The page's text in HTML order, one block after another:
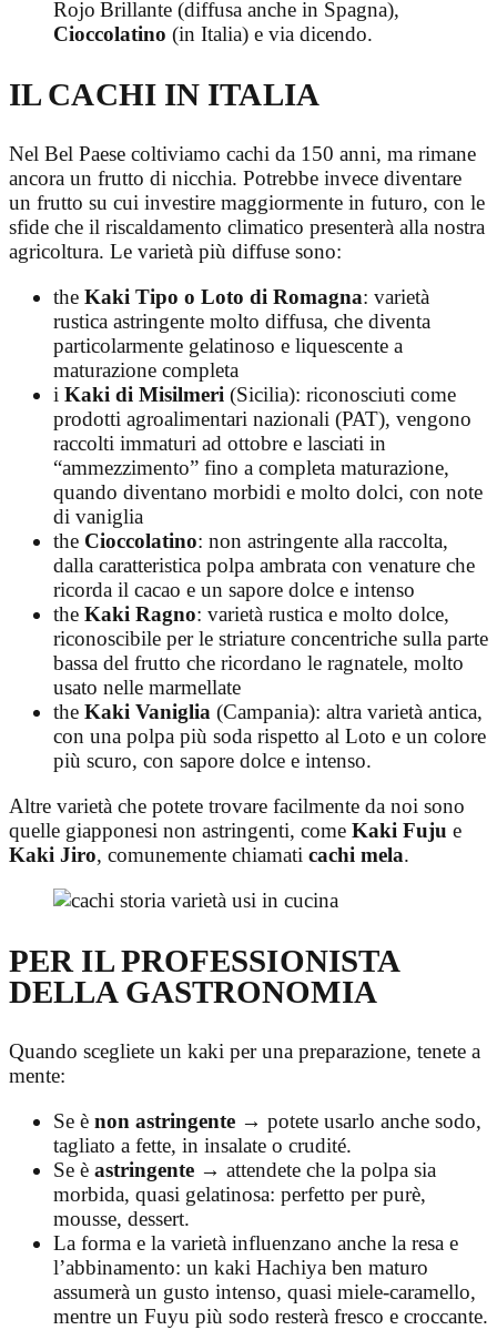
Rojo Brillante (diffusa anche in Spagna),
Cioccolatino (in Italia) e via dicendo.
IL CACHI IN ITALIA
Nel Bel Paese coltiviamo cachi da 150 anni, ma rimane
ancora un frutto di nicchia. Potrebbe invece diventare
un frutto su cui investire maggiormente in futuro, con le
sfide che il riscaldamento climatico presenterà alla nostra
agricoltura. Le varietà più diffuse sono:
the Kaki Tipo o Loto di Romagna: varietà
rustica astringente molto diffusa, che diventa
particolarmente gelatinoso e liquescente a
maturazione completa
i Kaki di Misilmeri (Sicilia): riconosciuti come
prodotti agroalimentari nazionali (PAT), vengono
raccolti immaturi ad ottobre e lasciati in
“ammezzimento” fino a completa maturazione,
quando diventano morbidi e molto dolci, con note
di vaniglia
the Cioccolatino: non astringente alla raccolta,
dalla caratteristica polpa ambrata con venature che
ricorda il cacao e un sapore dolce e intenso
the Kaki Ragno: varietà rustica e molto dolce,
riconoscibile per le striature concentriche sulla parte
bassa del frutto che ricordano le ragnatele, molto
usato nelle marmellate
the Kaki Vaniglia (Campania): altra varietà antica,
con una polpa più soda rispetto al Loto e un colore
più scuro, con sapore dolce e intenso.
Altre varietà che potete trovare facilmente da noi sono
quelle giapponesi non astringenti, come Kaki Fuju e
Kaki Jiro, comunemente chiamati cachi mela.
PER IL PROFESSIONISTA
DELLA GASTRONOMIA
Quando scegliete un kaki per una preparazione, tenete a
mente:
Se è non astringente → potete usarlo anche sodo,
tagliato a fette, in insalate o crudité.
Se è astringente → attendete che la polpa sia
morbida, quasi gelatinosa: perfetto per purè,
mousse, dessert.
La forma e la varietà influenzano anche la resa e
l’abbinamento: un kaki Hachiya ben maturo
assumerà un gusto intenso, quasi miele-caramello,
mentre un Fuyu più sodo resterà fresco e croccante.